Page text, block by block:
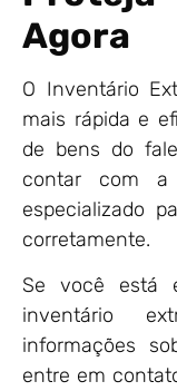
Agora
O Inventário
mais rápida e
de bens do
contar com a
especializado
corretamente.
Se você está
inventário
informações
entre em